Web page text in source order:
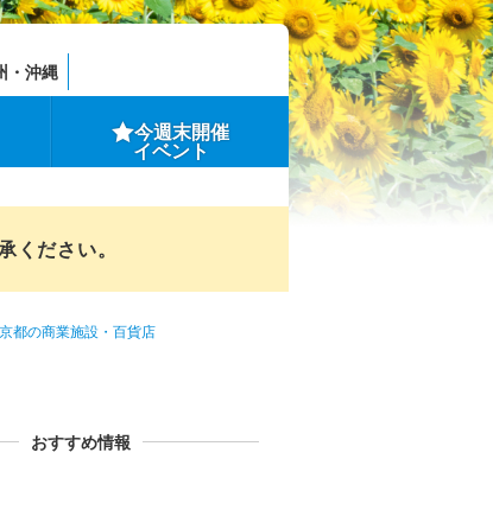
・沖縄
今週末開催
イベント
ださい。
都の商業施設・百貨店
おすすめ情報